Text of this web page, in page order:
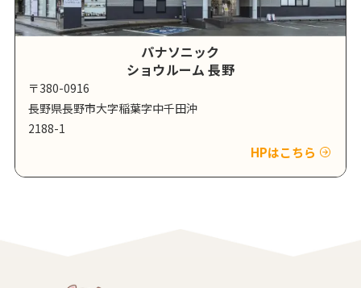
パナソニック
ショウルーム 長野
〒380-0916
長野県長野市大字稲葉字中千田沖
2188-1
HPはこちら